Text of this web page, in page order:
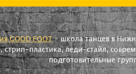
GOOD FOOT- школа танцев в
стрип-пластика, леди-стайл,
подготовительные